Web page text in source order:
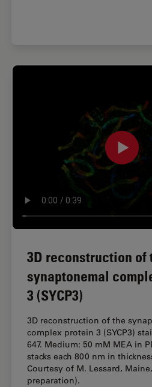
3D reconstruction of
synaptonemal
3 (SYCP3)
3D reconstruction of the
complex protein 3 (SYCP3)
647. Medium: 50 mM MEA in
stacks each 800 nm in
Courtesy of M. Lessard,
preparation).